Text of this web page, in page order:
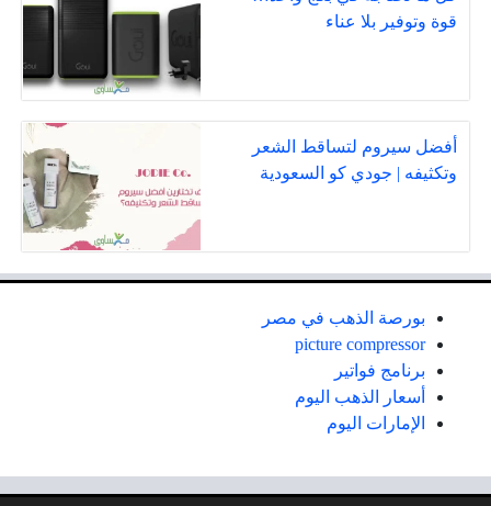
قوة وتوفير بلا عناء
أفضل سيروم لتساقط الشعر
وتكثيفه | جودي كو السعودية
بورصة الذهب في مصر
picture compressor
برنامج فواتير
أسعار الذهب اليوم
الإمارات اليوم